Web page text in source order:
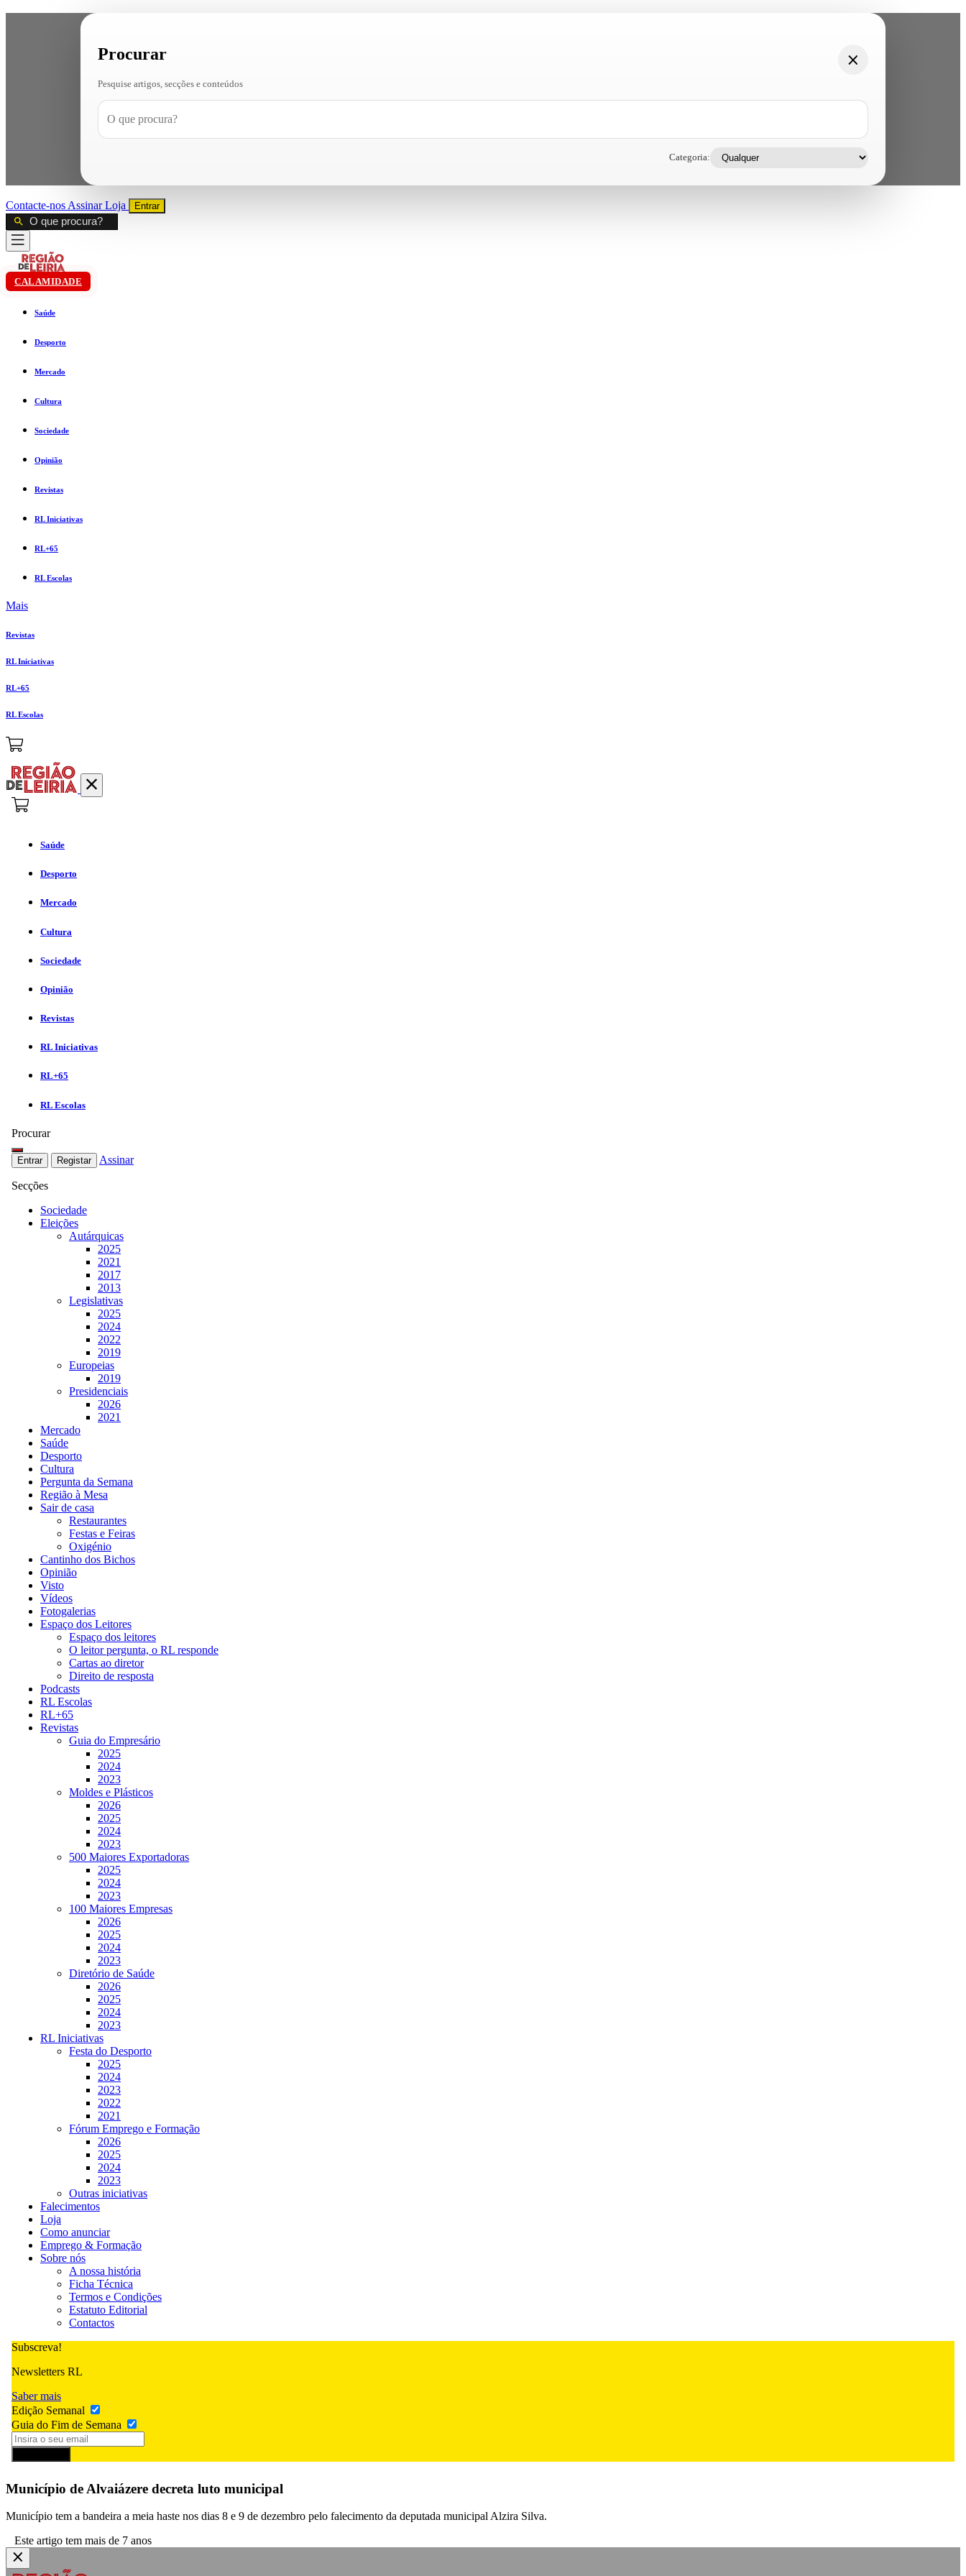
Procurar
Pesquise artigos, secções e conteúdos
Categoria:
Contacte-nos AssinarLoja Entrar
CALAMIDADE
Saúde
Desporto
Mercado
Cultura
Sociedade
Opinião
Revistas
RL Iniciativas
RL+65
RL Escolas
Mais
Revistas
RL Iniciativas
RL+65
RL Escolas
Saúde
Desporto
Mercado
Cultura
Sociedade
Opinião
Revistas
RL Iniciativas
RL+65
RL Escolas
Procurar
Entrar Registar Assinar
Secções
Sociedade
Eleições
Autárquicas
2025
2021
2017
2013
Legislativas
2025
2024
2022
2019
Europeias
2019
Presidenciais
2026
2021
Mercado
Saúde
Desporto
Cultura
Pergunta da Semana
Região à Mesa
Sair de casa
Restaurantes
Festas e Feiras
Oxigénio
Cantinho dos Bichos
Opinião
Visto
Vídeos
Fotogalerias
Espaço dos Leitores
Espaço dos leitores
O leitor pergunta, o RL responde
Cartas ao diretor
Direito de resposta
Podcasts
RL Escolas
RL+65
Revistas
Guia do Empresário
2025
2024
2023
Moldes e Plásticos
2026
2025
2024
2023
500 Maiores Exportadoras
2025
2024
2023
100 Maiores Empresas
2026
2025
2024
2023
Diretório de Saúde
2026
2025
2024
2023
RL Iniciativas
Festa do Desporto
2025
2024
2023
2022
2021
Fórum Emprego e Formação
2026
2025
2024
2023
Outras iniciativas
Falecimentos
Loja
Como anunciar
Emprego & Formação
Sobre nós
A nossa história
Ficha Técnica
Termos e Condições
Estatuto Editorial
Contactos
Subscreva!
Newsletters RL
Saber mais
Edição Semanal
Guia do Fim de Semana
Município de Alvaiázere decreta luto municipal
Município tem a bandeira a meia haste nos dias 8 e 9 de dezembro pelo falecimento da deputada municipal Alzira Silva.
Este artigo tem mais de 7 anos